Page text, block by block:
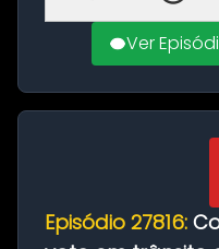
Ver
Episódio 27816: